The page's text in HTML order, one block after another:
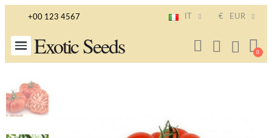
+00 123 4567 € EUR
Exotic Seeds